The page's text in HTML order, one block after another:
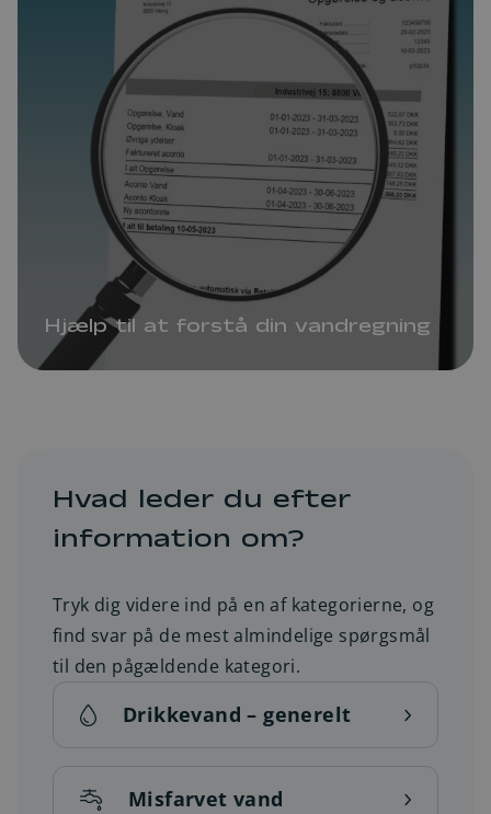
Hjælp til at forstå din vandregning
Hvad leder du efter
information om?
Tryk dig videre ind på en af kategorierne, og
find svar på de mest almindelige spørgsmål
til den pågældende kategori.
Drikkevand – generelt
Misfarvet vand